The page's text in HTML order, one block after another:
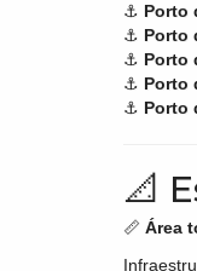
⚓ Porto
⚓ Porto
⚓ Porto
⚓ Porto
⚓ Porto
📐
📏 Área